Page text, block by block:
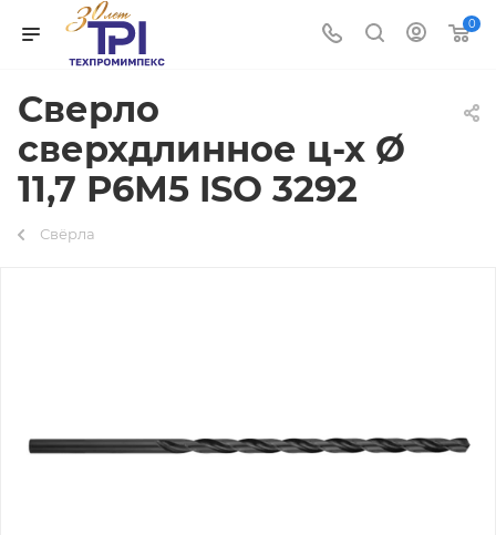
0
Сверло
сверхдлинное ц-х Ø
11,7 Р6М5 ISO 3292
Свёрла